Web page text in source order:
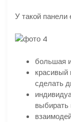
У такой панели
большая
красивый
сделать
выбирать